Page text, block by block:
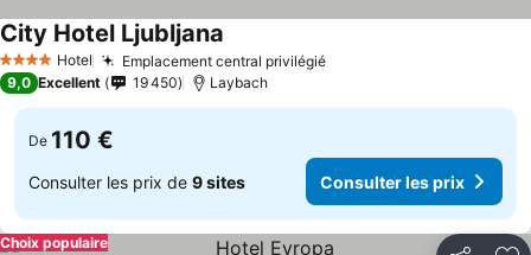
4 Étoiles Hotel Emplacement central privilégiéConsulter les prix
City Hotel Ljubljana
9,0 Excellent 19 450 Laybach
De 110 €
Consulter les prix de 9 sites Consulter les prix
Choix populaire